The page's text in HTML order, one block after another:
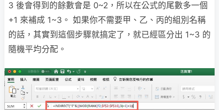
3 後會得到的餘數會是 0~2，所以在公式的尾數多一個
+1 來補成 1~3。 如果你不需要甲、乙、丙的組別名稱
的話，其實到這個步驟就搞定了，就已經區分出 1~3 的
隨機平均分配。